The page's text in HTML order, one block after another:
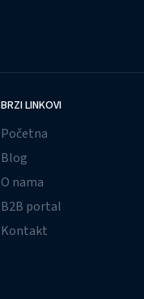
BRZI LINKOVI
Početna
Blog
O nama
B2B portal
Kontakt